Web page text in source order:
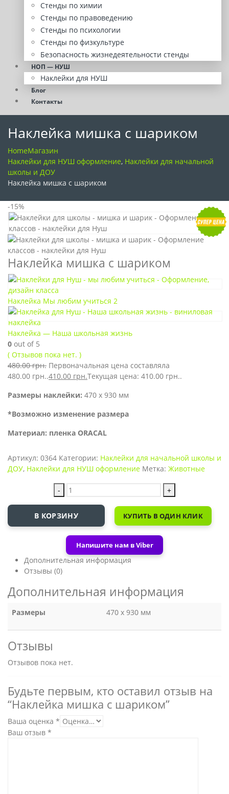
Стенды по химии
Стенды по правоведению
Стенды по психологии
Стенды по физкультуре
Безопасность жизнедеятельности стенды
НОП — НУШ
Наклейки для НУШ
Блог
Контакты
Наклейка мишка с шариком
HomeМагазин
Наклейки для НУШ оформление, Наклейки для начальной
школы и ДОУ
Наклейка мишка с шариком
-15%
Наклейка мишка с шариком
Наклейка Мы любим учиться 2
Наклейка — Наша школьная жизнь
0 out of 5
( Отзывов пока нет. )
480.00грн. Первоначальная цена составляла
480.00 грн..410.00 грн.Текущая цена: 410.00 грн..
Размеры наклейки: 470 х 930 мм
*Возможно изменение размера
Материал: пленка ORACAL
Артикул: 0364 Категории: Наклейки для начальной школы и
ДОУ, Наклейки для НУШ оформление Метка: Животные
- +
В КОРЗИНУ КУПИТЬ В ОДИН КЛИК
Напишите нам в Viber
Дополнительная информация
Отзывы (0)
Дополнительная информация
Размеры 470 х 930 мм
Отзывы
Отзывов пока нет.
Будьте первым, кто оставил отзыв на
“Наклейка мишка с шариком”
Ваша оценка *
Ваш отзыв *